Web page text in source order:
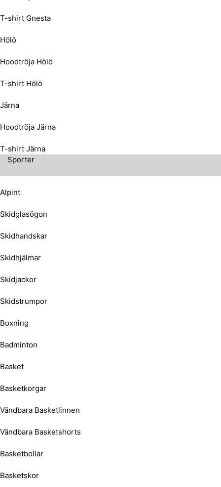
T-shirt Gnesta
Hölö
Hoodtröja Hölö
T-shirt Hölö
Järna
Hoodtröja Järna
T-shirt Järna
Sporter
Alpint
Skidglasögon
Skidhandskar
Skidhjälmar
Skidjackor
Skidstrumpor
Boxning
Badminton
Basket
Basketkorgar
Vändbara Basketlinnen
Vändbara Basketshorts
Basketbollar
Basketskor